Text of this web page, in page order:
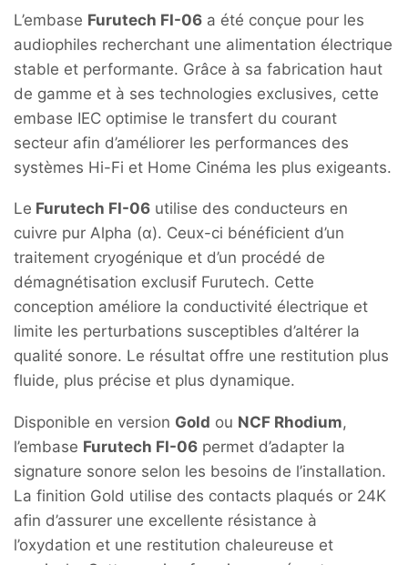
L’embase Furutech FI-06 a été conçue pour les
audiophiles recherchant une alimentation électrique
stable et performante. Grâce à sa fabrication haut
de gamme et à ses technologies exclusives, cette
embase IEC optimise le transfert du courant
secteur afin d’améliorer les performances des
systèmes Hi-Fi et Home Cinéma les plus exigeants.
Le Furutech FI-06 utilise des conducteurs en
cuivre pur Alpha (α). Ceux-ci bénéficient d’un
traitement cryogénique et d’un procédé de
démagnétisation exclusif Furutech. Cette
conception améliore la conductivité électrique et
limite les perturbations susceptibles d’altérer la
qualité sonore. Le résultat offre une restitution plus
fluide, plus précise et plus dynamique.
Disponible en version Gold ou NCF Rhodium,
l’embase Furutech FI-06 permet d’adapter la
signature sonore selon les besoins de l’installation.
La finition Gold utilise des contacts plaqués or 24K
afin d’assurer une excellente résistance à
l’oxydation et une restitution chaleureuse et